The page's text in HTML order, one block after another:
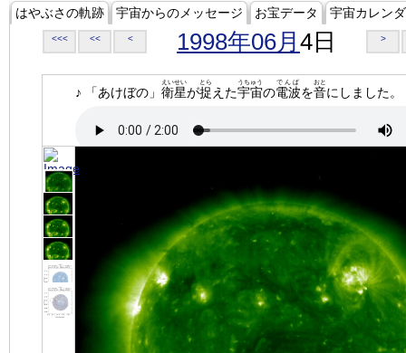
はやぶさの軌跡 宇宙からのメッセージ お宝データ 宇宙カレン
<<< << < 1998年06月 4日 >
♪ 「あけぼの」 衛星
えいせい
が捉
とら
えた宇宙
うちゅう
の電波
でんぱ
を音
おと
にしました。